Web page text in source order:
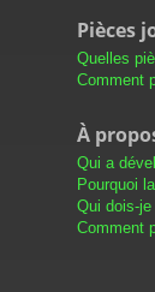
Pièces
Quelles
Comment
À
Qui a
Pourquoi
Qui dois-je
Comment